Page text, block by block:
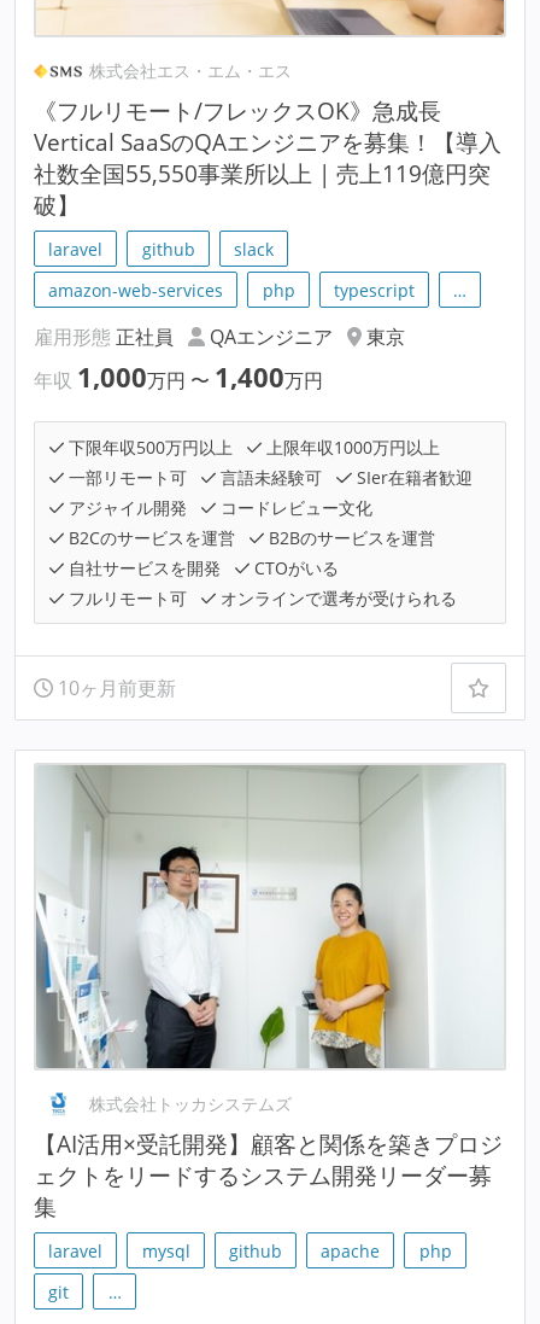
株式会社エス・エム・エス
《フルリモート/フレックスOK》急成長
Vertical SaaSのQAエンジニアを募集！【導入
社数全国55,550事業所以上 | 売上119億円突
破】
laravel github
slack
amazon-web-services
php typescript …
雇用形態 正社員 QAエンジニア
東京
年収 1,000万円 〜 1,400万円
下限年収500万円以上
上限年収1000万円以上
一部リモート可
言語未経験可
SIer在籍者歓迎
アジャイル開発
コードレビュー文化
B2Cのサービスを運営
B2Bのサービスを運営
自社サービスを開発
CTOがいる
フルリモート可
オンラインで選考が受けられる
10ヶ月前更新
株式会社トッカシステムズ
【AI活用×受託開発】顧客と関係を築きプロジ
ェクトをリードするシステム開発リーダー募
集
laravel mysql github apache
php
git
…